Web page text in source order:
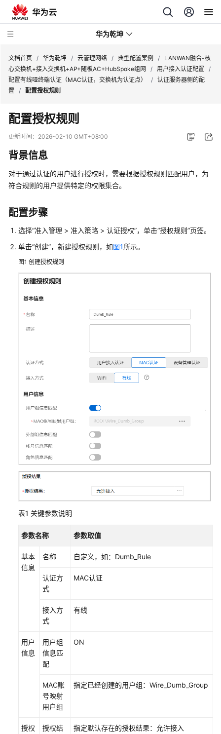
华为乾坤
安
云
服
务
云
理
网
型
配
案
例
单
纯
组
网
场
组
网
AR+交
机
网
景
防
墙
+交
换
+AP
组
网
景
文档首页 / 华为乾坤 / 云管理网络 / 典型配置案例 /
LANWAN融合-核
心交换机+接入交换机+AP+随板AC+HubSpoke组网
/ 用户接入认证配置
/
配置有线哑终端认证（MAC认证，交换机为认证点）
/ 认证服务器侧的配
置
/ 配置授权规则
配置授权规则
更新时间： 2026-02-10 GMT+08:00
背景信息
对于通过认证的用户进行授权时，需要根据授权规则匹配用户，为
符合规则的用户提供特定的权限集合。
配置步骤
选择“准入管理 > 准入策略 > 认证授权”，单击“授权规则”页签。
单击“创建”，新建授权规则，如图1所示。
图1 创建授权规则
表1 关键参数说明
参数名称 参数取值
基本
信息
名称 自定义，如：Dumb_Rule
认证方
式
MAC认证
接入方
式
有线
用户
信息
用户组
信息匹
配
ON
MAC账
号映射
用户组
指定已经创建的用户组：Wire_Dumb_Group
授权
授权结
指定默认存在的授权结果：允许接入